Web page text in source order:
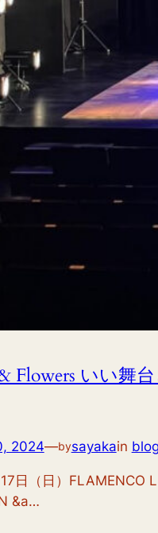
Flowers いい舞
2024—bysayakain blog
日（日）FLAMENCO
&a…